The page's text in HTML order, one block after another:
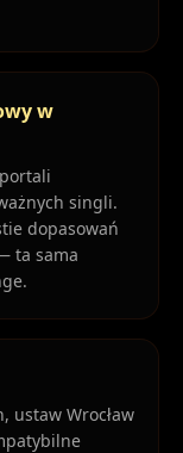
w
singli.
dopasowań
ta sama
ustaw Wrocław